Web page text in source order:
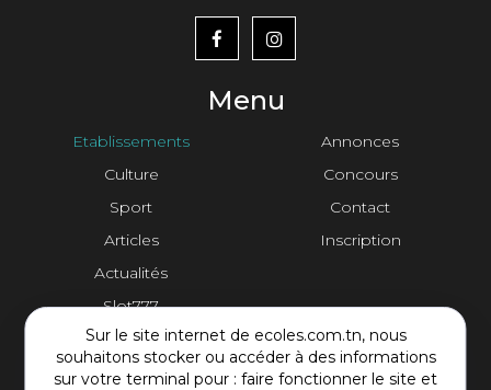
Sur le site internet de ecoles.com.tn, nous
souhaitons stocker ou accéder à des informations
sur votre terminal pour : faire fonctionner le site et
Menu
Etablissements
Culture
Sport
Articles
Actualités
Slot777
menu
footer2
Annonces
Concours
Contact
Inscription
Contact Plateforme